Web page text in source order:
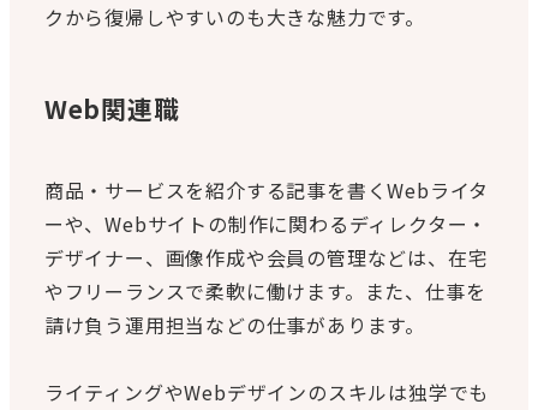
クから復帰しやすいのも大きな魅力です。
Web関連職
商品・サービスを紹介する記事を書くWebライタ
ーや、Webサイトの制作に関わるディレクター・
デザイナー、画像作成や会員の管理などは、在宅
やフリーランスで柔軟に働けます。また、仕事を
請け負う運用担当などの仕事があります。
ライティングやWebデザインのスキルは独学でも